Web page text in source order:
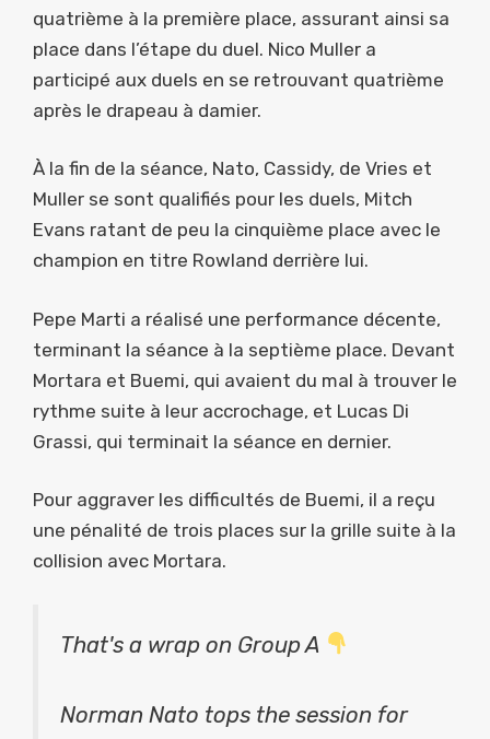
quatrième à la première place, assurant ainsi sa
place dans l’étape du duel. Nico Muller a
participé aux duels en se retrouvant quatrième
après le drapeau à damier.
À la fin de la séance, Nato, Cassidy, de Vries et
Muller se sont qualifiés pour les duels, Mitch
Evans ratant de peu la cinquième place avec le
champion en titre Rowland derrière lui.
Pepe Marti a réalisé une performance décente,
terminant la séance à la septième place. Devant
Mortara et Buemi, qui avaient du mal à trouver le
rythme suite à leur accrochage, et Lucas Di
Grassi, qui terminait la séance en dernier.
Pour aggraver les difficultés de Buemi, il a reçu
une pénalité de trois places sur la grille suite à la
collision avec Mortara.
That's a wrap on Group A
Norman Nato tops the session for